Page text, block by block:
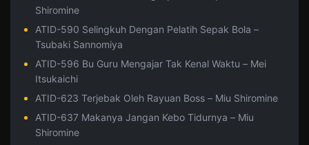
Shiromine
ATID-590 Selingkuh Dengan Pelatih Sepak Bola –
Tsubaki Sannomiya
ATID-596 Bu Guru Mengajar Tak Kenal Waktu – Mei
Itsukaichi
ATID-623 Terjebak Oleh Rayuan Boss – Miu Shiromine
ATID-637 Makanya Jangan Kebo Tidurnya – Miu
Shiromine